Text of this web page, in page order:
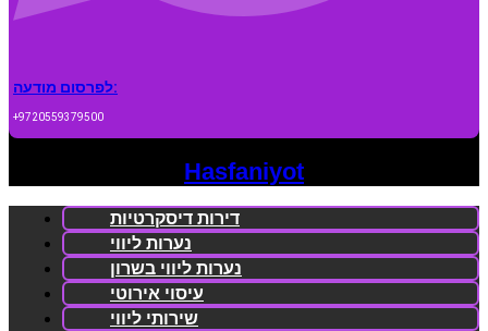
לפרסום מודעה:
+9720559379500
Hasfaniyot
דירות דיסקרטיות
נערות ליווי
נערות ליווי בשרון
עיסוי אירוטי
שירותי ליווי